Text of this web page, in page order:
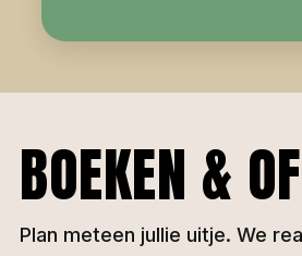
BOEKEN &
Plan meteen jullie uitje. We